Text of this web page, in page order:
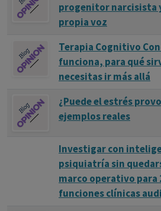
progenitor narcisista
propia voz
Terapia Cognitivo
funciona, para qué
necesitas ir más allá
¿Puede el estrés
ejemplos reales
Investigar con
psiquiatría sin
marco operativo para
funciones clínicas